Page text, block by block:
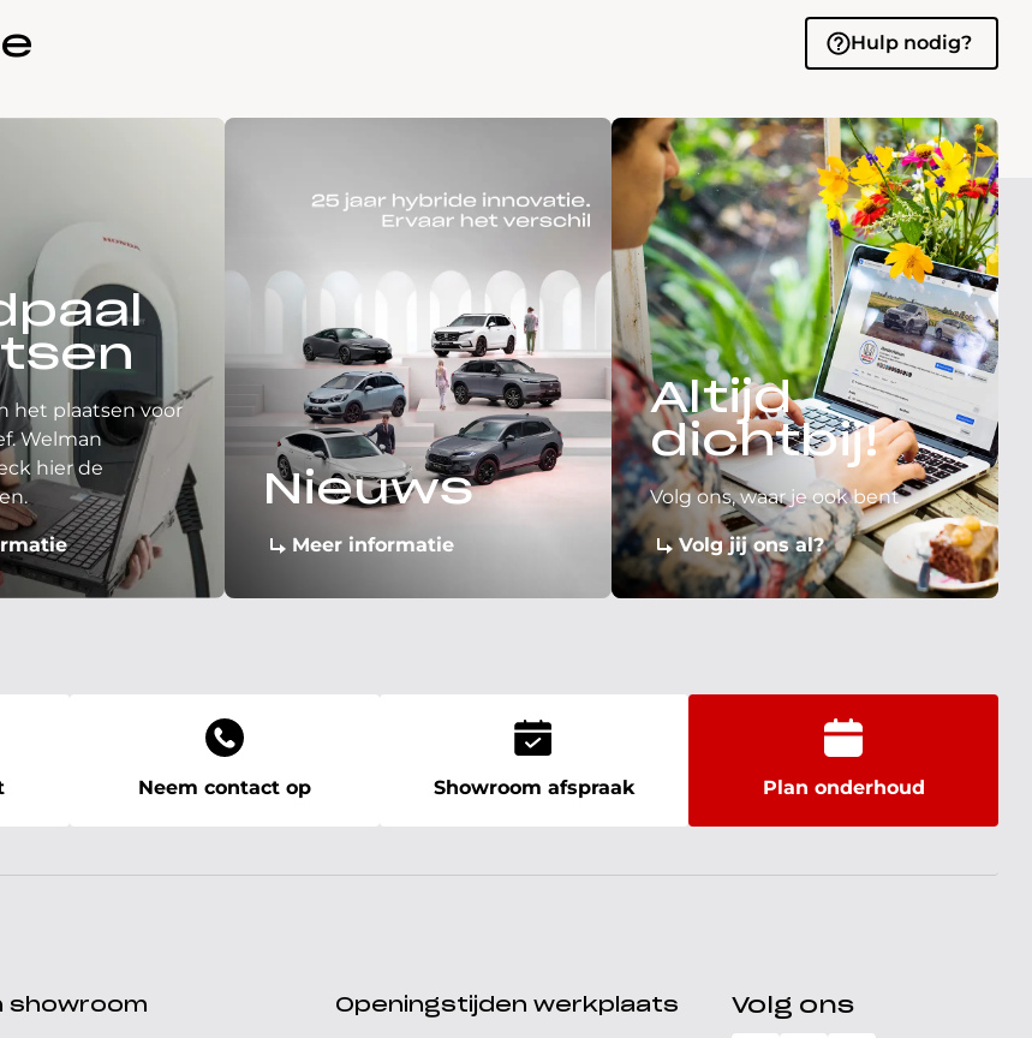
Hulp nodig?
het plaatsen voor
Welman
hier de
Nieuws
Meer informatie
Altijd
dichtbij!
Volg ons, waar je ook bent
Volg jij ons al?
Neem contact op Showroom afspraak Plan onderhoud
showroom Openingstijden werkplaats Volg ons